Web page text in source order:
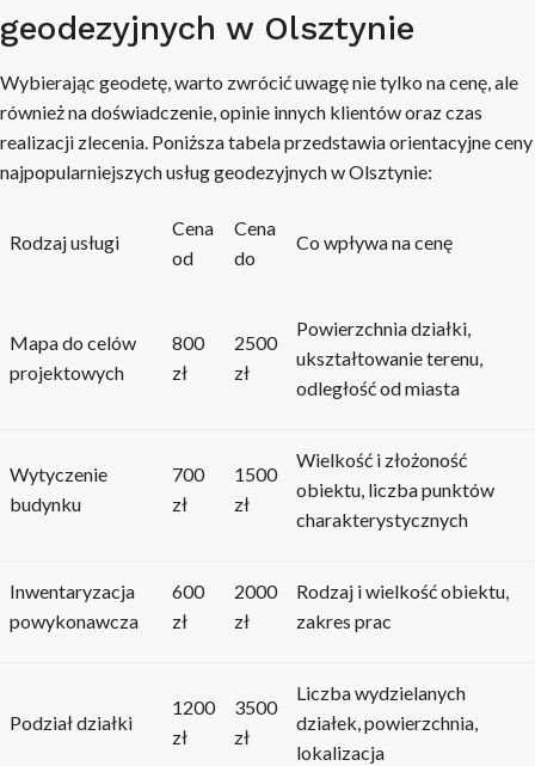
geodezyjnych w Olsztynie
Wybierając geodetę, warto zwrócić uwagę nie tylko na cenę, ale
również na doświadczenie, opinie innych klientów oraz czas
realizacji zlecenia. Poniższa tabela przedstawia orientacyjne ceny
najpopularniejszych usług geodezyjnych w Olsztynie:
Rodzaj usługi
Cena
od
Cena
do
Co wpływa na cenę
Mapa do celów
projektowych
800
zł
2500
zł
Powierzchnia działki,
ukształtowanie terenu,
odległość od miasta
Wytyczenie
budynku
700
zł
1500
zł
Wielkość i złożoność
obiektu, liczba punktów
charakterystycznych
Inwentaryzacja
powykonawcza
600
zł
2000
zł
Rodzaj i wielkość obiektu,
zakres prac
Podział działki
1200
zł
3500
zł
Liczba wydzielanych
działek, powierzchnia,
lokalizacja